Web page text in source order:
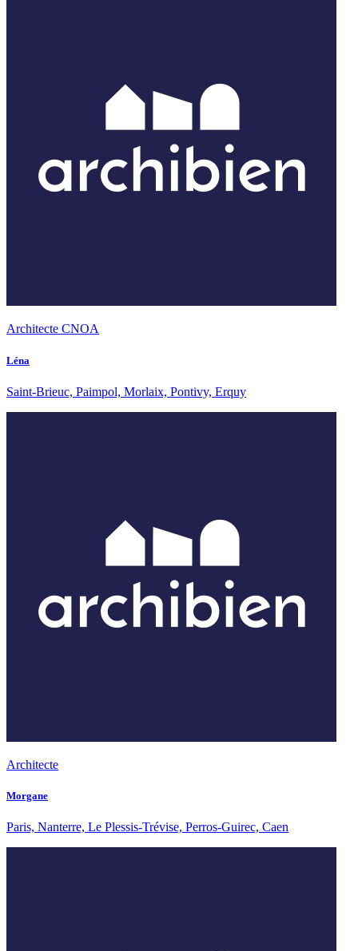
Architecte CNOA
Léna
Saint-Brieuc, Paimpol, Morlaix, Pontivy, Erquy
Architecte
Morgane
Paris, Nanterre, Le Plessis-Trévise, Perros-Guirec, Caen